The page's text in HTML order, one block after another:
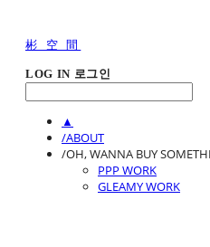
彬 空 間
LOG IN 로그인
▲
/ABOUT
/OH, WANNA BUY
PPP WORK
GLEAMY WORK